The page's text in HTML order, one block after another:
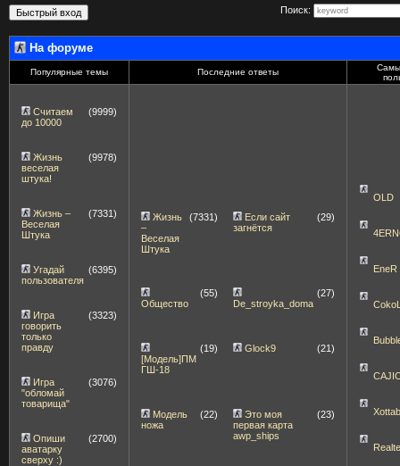
Поиск:
На форуме
Популярные темы Последние ответы
Считаем
до 10000
(9999)
Жизнь
веселая
штука!
(9978)
Жизнь –
Веселая
Штука
(7331)
Угадай
пользователя
(6395)
Игра
говорить
только
правду
(3323)
Игра
"обломай
товарища"
(3076)
Опиши
аватарку
сверху :)
(2700)
Жизнь
–
Веселая
Штука
(7331)
Если сайт
загнётся
(29)
Общество
(55)
De_stroyka_doma
(27)
[Модель]ПМ
ГШ-18
(19) Glock9 (21)
Модель
ножа
(22)
Это моя
первая карта
awp_ships
(23)
OLD
EneR